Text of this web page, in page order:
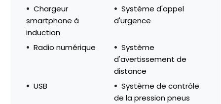
Chargeur
smartphone à
induction
Système d'appel
d'urgence
Radio numérique
Système
d'avertissement de
distance
USB
Système de contrôle
de la pression pneus